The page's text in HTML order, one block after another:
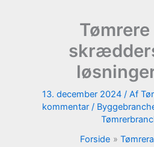
Tømrere
13. december 2024 / Af
kommentar /
Forside